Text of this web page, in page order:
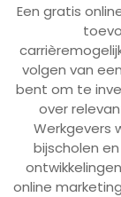
Een gratis
volgen van
bent om te
over
Werkgevers
bijscholen
online